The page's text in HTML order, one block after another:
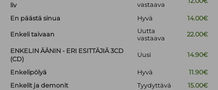
liv
vastaava
En päästä sinua Hyvä 14.00€
Enkeli taivaan
Uutta
vastaava
22.00€
ENKELIN ÄÄNIN - ERI ESITTÄJIÄ 3CD
(CD)
Uusi 14.90€
Enkelipölyä Hyvä
11.90€
Enkelit ja demonit
Tyydyttävä
15.00€